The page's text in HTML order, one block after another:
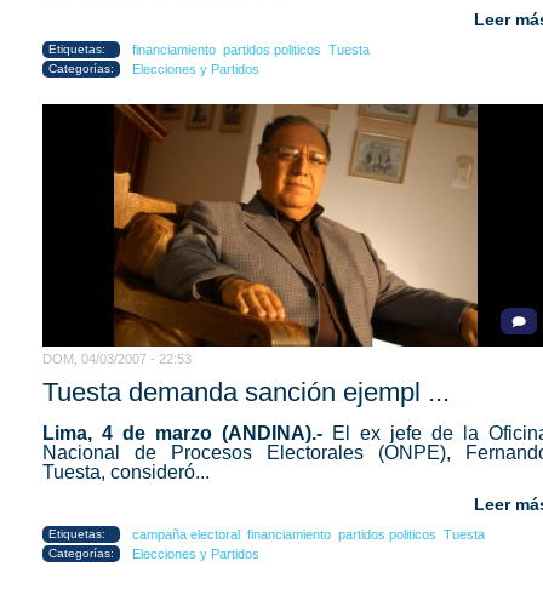
Leer
Etiquetas: financiamiento partidos politicos Tuesta
Categorías: Elecciones y Partidos
DOM, 04/03/2007 - 22:53
Tuesta demanda sanción ejempl ...
Lima, 4 de marzo (ANDINA).- El ex jefe de la
Nacional de Procesos Electorales (ONPE),
Tuesta, consideró...
Leer
Etiquetas: campaña electoral financiamiento partidos politicos Tuesta
Categorías: Elecciones y Partidos